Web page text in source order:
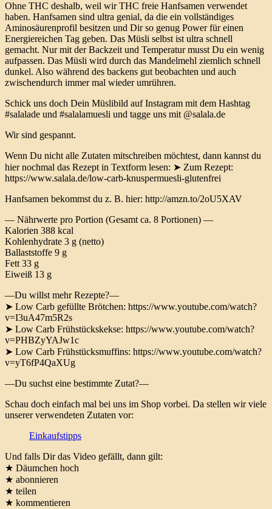
Ohne THC deshalb, weil wir THC freie Hanfsamen verwendet
haben. Hanfsamen sind ultra genial, da die ein vollständiges
Aminosäurenprofil besitzen und Dir so genug Power für einen
Energiereichen Tag geben. Das Müsli selbst ist ultra schnell
gemacht. Nur mit der Backzeit und Temperatur musst Du ein wenig
aufpassen. Das Müsli wird durch das Mandelmehl ziemlich schnell
dunkel. Also während des backens gut beobachten und auch
zwischendurch immer mal wieder umrühren.
Schick uns doch Dein Müslibild auf Instagram mit dem Hashtag
#salalade und #salalamuesli und tagge uns mit @salala.de
Wir sind gespannt.
Wenn Du nicht alle Zutaten mitschreiben möchtest, dann kannst du
hier nochmal das Rezept in Textform lesen: ➤ Zum Rezept:
https://www.salala.de/low-carb-knuspermuesli-glutenfrei
Hanfsamen bekommst du z. B. hier: http://amzn.to/2oU5XAV
— Nährwerte pro Portion (Gesamt ca. 8 Portionen) —
Kalorien 388 kcal
Kohlenhydrate 3 g (netto)
Ballaststoffe 9 g
Fett 33 g
Eiweiß 13 g
—Du willst mehr Rezepte?—
➤ Low Carb gefüllte Brötchen: https://www.youtube.com/watch?
v=I3uA47m5R2s
➤ Low Carb Frühstückskekse: https://www.youtube.com/watch?
v=PHBZyYAJw1c
➤ Low Carb Frühstücksmuffins: https://www.youtube.com/watch?
v=yT6fP4QaXUg
—Du suchst eine bestimmte Zutat?—
Schau doch einfach mal bei uns im Shop vorbei. Da stellen wir viele
unserer verwendeten Zutaten vor:
Einkaufstipps
Und falls Dir das Video gefällt, dann gilt:
★ Däumchen hoch
★ abonnieren
★ teilen
★ kommentieren